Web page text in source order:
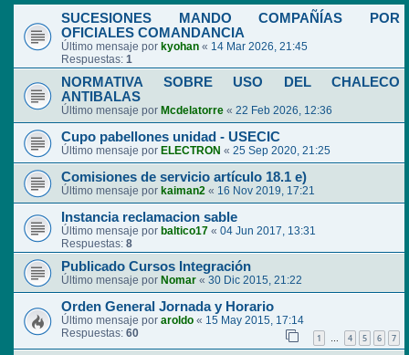
SUCESIONES MANDO COMPAÑÍAS POR
OFICIALES COMANDANCIA
Último mensaje por kyohan « 14 Mar 2026, 21:45
Respuestas: 1
NORMATIVA SOBRE USO DEL CHALECO
ANTIBALAS
Último mensaje por Mcdelatorre « 22 Feb 2026, 12:36
Cupo pabellones unidad - USECIC
Último mensaje por ELECTRON « 25 Sep 2020, 21:25
Comisiones de servicio artículo 18.1 e)
Último mensaje por kaiman2 « 16 Nov 2019, 17:21
Instancia reclamacion sable
Último mensaje por baltico17 « 04 Jun 2017, 13:31
Respuestas: 8
Publicado Cursos Integración
Último mensaje por Nomar « 30 Dic 2015, 21:22
Orden General Jornada y Horario
Último mensaje por aroldo « 15 May 2015, 17:14
Respuestas: 60 1 … 4 5 6 7